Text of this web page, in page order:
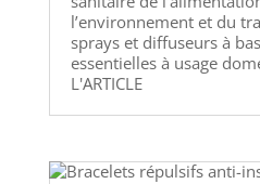
l’environnement et du
sprays et diffuseurs à
essentielles à usage
L'ARTICLE